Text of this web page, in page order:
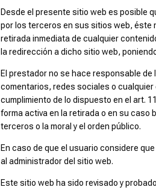
Desde el presente sitio web es posible
por los terceros en sus sitios web, éste
retirada inmediata de cualquier
la redirección a dicho sitio web,
El prestador no se hace responsable
comentarios, redes sociales o
cumplimiento de lo dispuesto en el art.
forma activa en la retirada o en su
terceros o la moral y el orden público.
En caso de que el usuario considere
al administrador del sitio web.
Este sitio web ha sido revisado y